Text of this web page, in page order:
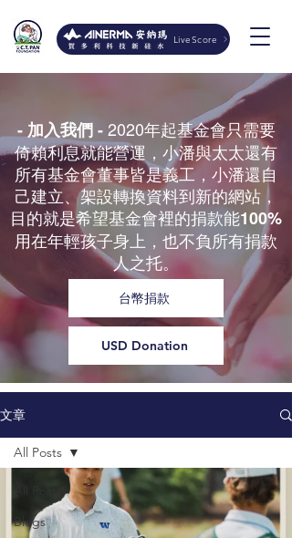
LiveScore
- 加入我們 -2020年起基金會只需要
倚賴利息就能營運，小潘與太太還有
所有基金會董事皆是義工，小潘還自
己建立、架設轉換資料到新的網站，
目的就是希望基金會裡的捐款能100%
用在年輕孩子身上，也不負所有捐款
人之托。
台幣捐款
USD Donation
文章
Blogs
All Posts